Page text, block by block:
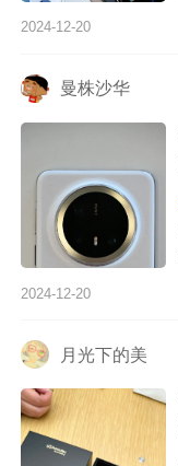
2024-12-20
曼株沙华
2024-12-20
月光下的美